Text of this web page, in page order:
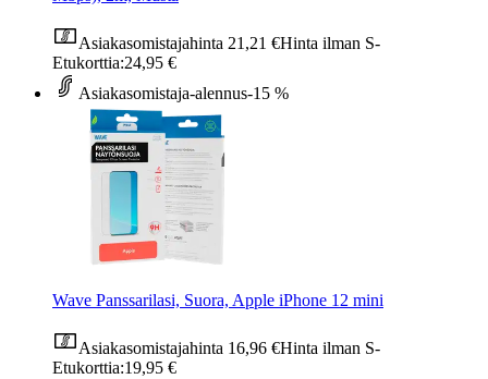
Asiakasomistajahinta 21,21 €Hinta ilman S-
Etukorttia:24,95 €
Asiakasomistaja-alennus-15 %
Wave Panssarilasi, Suora, Apple iPhone 12 mini
Asiakasomistajahinta 16,96 €Hinta ilman S-
Etukorttia:19,95 €